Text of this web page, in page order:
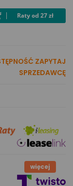
ZAPYTAJ
SPRZEDAWCĘ
więcej